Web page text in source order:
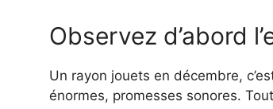
Observez d’abord
Un rayon jouets en décembre,
énormes, promesses sonores.